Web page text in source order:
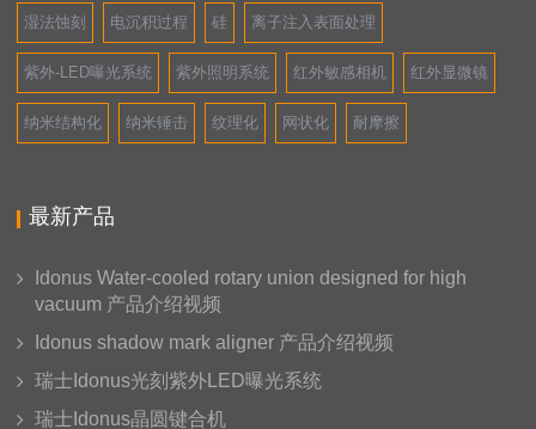
湿法蚀刻 电沉积过程 硅 离子注入表面处理
紫外-LED曝光系统 紫外照明系统 红外敏感相机 红外显微镜
纳米结构化 纳米锤击 纹理化 网状化 耐摩擦
最新产品
Idonus Water-cooled rotary union designed for high
vacuum 产品介绍视频
Idonus shadow mark aligner 产品介绍视频
瑞士Idonus光刻紫外LED曝光系统
瑞士Idonus晶圆键合机